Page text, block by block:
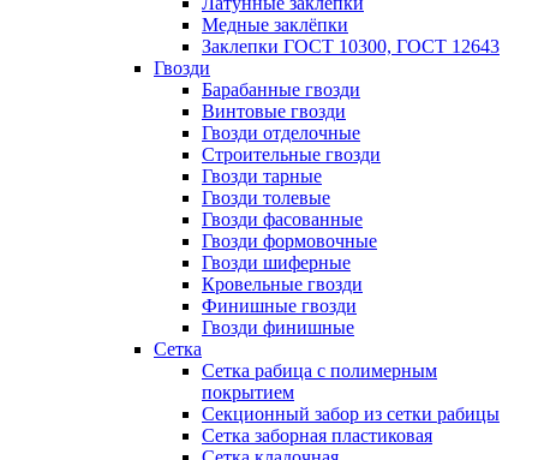
Медные заклёпки
Заклепки ГОСТ 10300, ГОСТ 12643
Гвозди
Барабанные гвозди
Винтовые гвозди
Гвозди отделочные
Строительные гвозди
Гвозди тарные
Гвозди толевые
Гвозди фасованные
Гвозди формовочные
Гвозди шиферные
Кровельные гвозди
Финишные гвозди
Гвозди финишные
Сетка
Сетка рабица с полимерным
покрытием
Секционный забор из сетки рабицы
Сетка заборная пластиковая